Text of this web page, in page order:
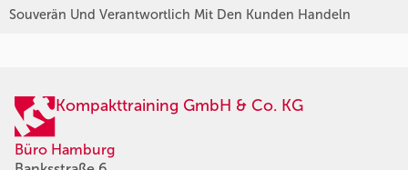
Souverän Und Verantwortlich Mit Den Kunden Handeln
Kompakttraining GmbH & Co. KG
Büro Hamburg